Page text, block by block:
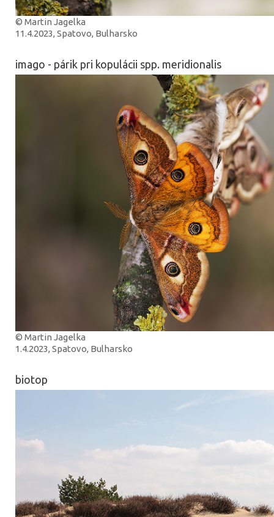
© Martin Jagelka
11.4.2023, Spatovo, Bulharsko
imago - párik pri kopulácii spp. meridionalis
© Martin Jagelka
1.4.2023, Spatovo, Bulharsko
biotop